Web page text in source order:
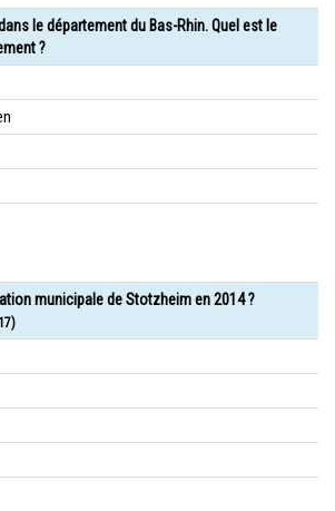
le département du Bas-Rhin. Quel est le
?
municipale de Stotzheim en 2014 ?